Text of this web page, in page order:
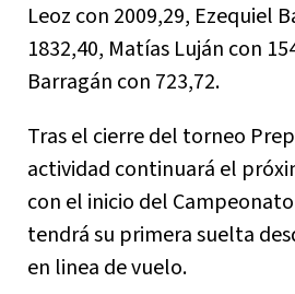
Leoz con 2009,29, Ezequiel
1832,40, Matías Luján con
Barragán con 723,72.
Tras el cierre del torneo
actividad continuará el
con el inicio del
tendrá su primera suelta
en linea de vuelo.